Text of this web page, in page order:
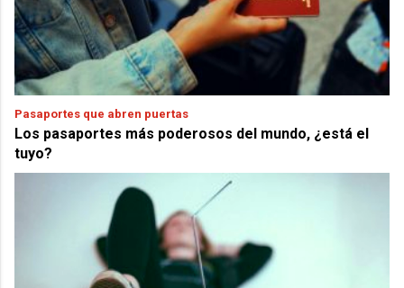
Pasaportes que abren puertas
Los pasaportes más poderosos del mundo, ¿está el
tuyo?